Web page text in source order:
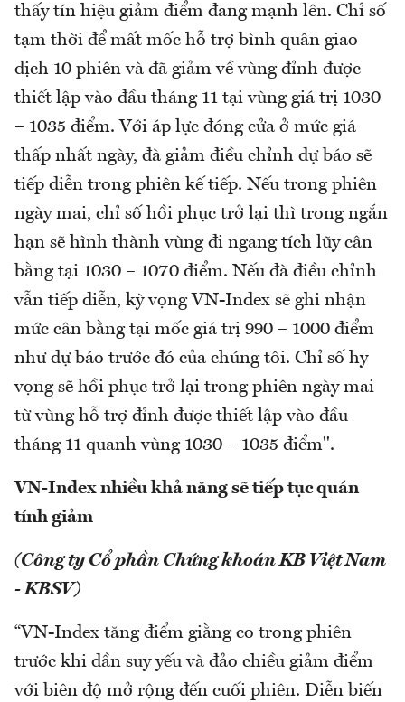
thấy tín hiệu giảm điểm đang mạnh lên. Chỉ số
tạm thời để mất mốc hỗ trợ bình quân giao
dịch 10 phiên và đã giảm về vùng đỉnh được
thiết lập vào đầu tháng 11 tại vùng giá trị 1030
– 1035 điểm. Với áp lực đóng cửa ở mức giá
thấp nhất ngày, đà giảm điều chỉnh dự báo sẽ
tiếp diễn trong phiên kế tiếp. Nếu trong phiên
ngày mai, chỉ số hồi phục trở lại thì trong ngắn
hạn sẽ hình thành vùng đi ngang tích lũy cân
bằng tại 1030 – 1070 điểm. Nếu đà điều chỉnh
vẫn tiếp diễn, kỳ vọng VN-Index sẽ ghi nhận
mức cân bằng tại mốc giá trị 990 – 1000 điểm
như dự báo trước đó của chúng tôi. Chỉ số hy
vọng sẽ hồi phục trở lại trong phiên ngày mai
từ vùng hỗ trợ đỉnh được thiết lập vào đầu
tháng 11 quanh vùng 1030 – 1035 điểm".
VN-Index nhiều khả năng sẽ tiếp tục quán
tính giảm
(Công ty Cổ phần Chứng khoán KB Việt Nam
- KBSV)
“VN-Index tăng điểm giằng co trong phiên
trước khi dần suy yếu và đảo chiều giảm điểm
với biên độ mở rộng đến cuối phiên. Diễn biến